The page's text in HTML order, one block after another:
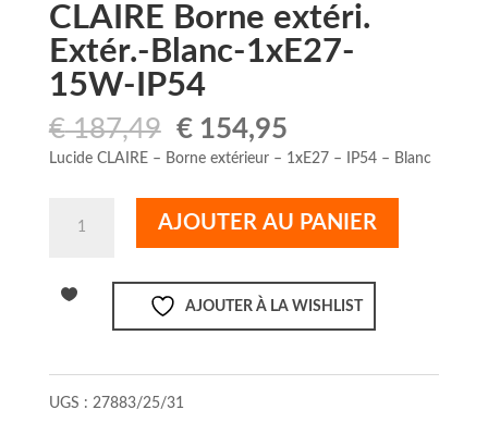
CLAIRE Borne extéri.
Extér.-Blanc-1xE27-
15W-IP54
€187,49 Le
prix
était :
€ 187,49.
€154,95Le
prix
est :
€ 154,95.
Lucide CLAIRE – Borne extérieur – 1xE27 – IP54 – Blanc
Borne
15W-
AJOUTER AU PANIER
AJOUTER À LA WISHLIST
UGS : 27883/25/31